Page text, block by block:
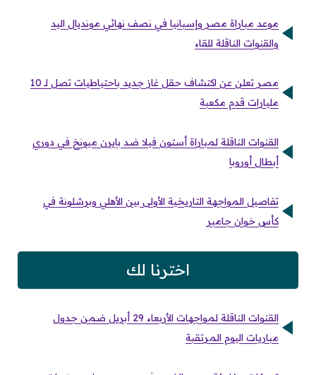
موعد مباراة مصر وإسبانيا في نصف نهائي مونديال اليد
والقنوات الناقلة للقاء
مصر تعلن عن اكتشاف حقل غاز جديد باحتياطيات تصل لـ 10
مليارات قدم مكعبة
القنوات الناقلة لمباراة أستون فيلا ضد بايرن ميونخ في دوري
أبطال أوروبا
تفاصيل المواجهة التاريخية الأولى بين الأهلي وبرشلونة في
كأس خوان جامبر
اخترنا لك
القنوات الناقلة لمواجهات الأربعاء 29 أبريل ضمن جدول
مباريات اليوم المرتقبة